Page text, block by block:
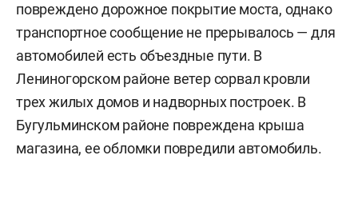
повреждено дорожное покрытие моста, однако
транспортное сообщение не прерывалось — для
автомобилей есть объездные пути. В
Лениногорском районе ветер сорвал кровли
трех жилых домов и надворных построек. В
Бугульминском районе повреждена крыша
магазина, ее обломки повредили автомобиль.